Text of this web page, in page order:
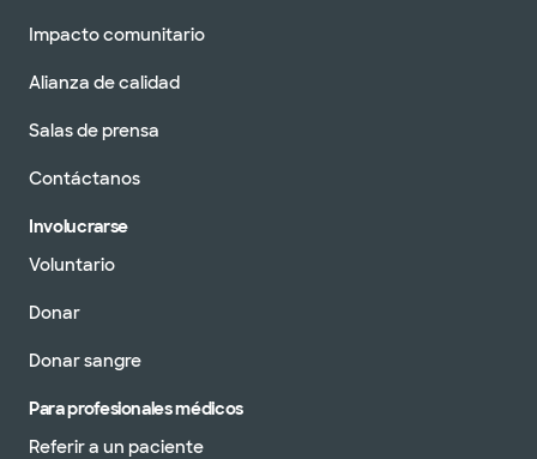
Impacto comunitario
Alianza de calidad
Salas de prensa
Contáctanos
Involucrarse
Voluntario
Donar
Donar sangre
Para profesionales médicos
Referir a un paciente